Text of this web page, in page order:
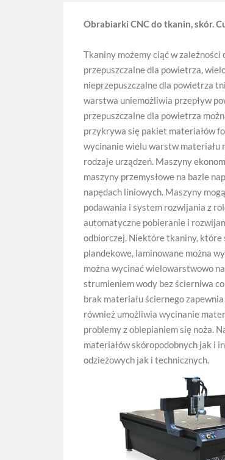
Obrabiarki CNC do tkanin, skór.
Tkaniny możemy ciąć w zależności
przepuszczalne dla powietrza,
nieprzepuszczalne dla powietrza
warstwa uniemożliwia przepływ
przepuszczalne dla powietrza
przykrywa się pakiet materiałów
wycinanie wielu warstw materiału
rodzaje urządzeń. Maszyny
maszyny przemysłowe na bazie
napędach liniowych. Maszyny
podawania i system rozwijania z
automatyczne pobieranie i
odbiorczej. Niektóre tkaniny, które
plandekowe, laminowane można
można wycinać wielowarstwowo
strumieniem wody bez ścierniwa
brak materiału ściernego
również umożliwia wycinanie
problemy z oblepianiem się noża.
materiałów skóropodobnych jak i
odzieżowych jak i technicznych.